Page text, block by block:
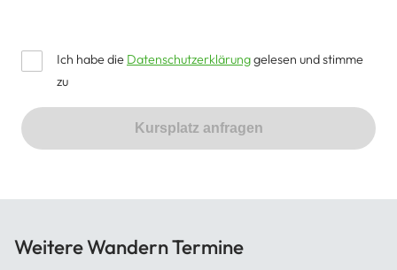
Ich habe die Datenschutzerklärunggelesen und stimme
zu
Kursplatz anfragen
Weitere Wandern Termine